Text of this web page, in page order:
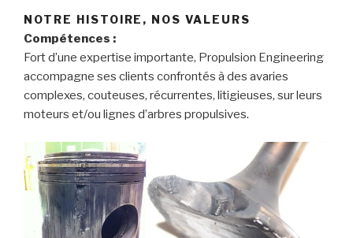
NOTRE HISTOIRE, NOS VALEURS
Compétences :
Fort d’une expertise importante, Propulsion Engineering
accompagne ses clients confrontés à des avaries
complexes, couteuses, récurrentes, litigieuses, sur leurs
moteurs et/ou lignes d’arbres propulsives.